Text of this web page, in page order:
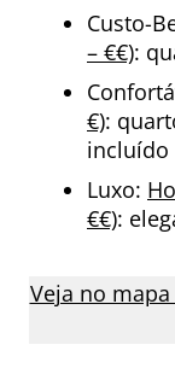
Custo-
– €€):
€):
incluído
Luxo:
€€):
Veja no